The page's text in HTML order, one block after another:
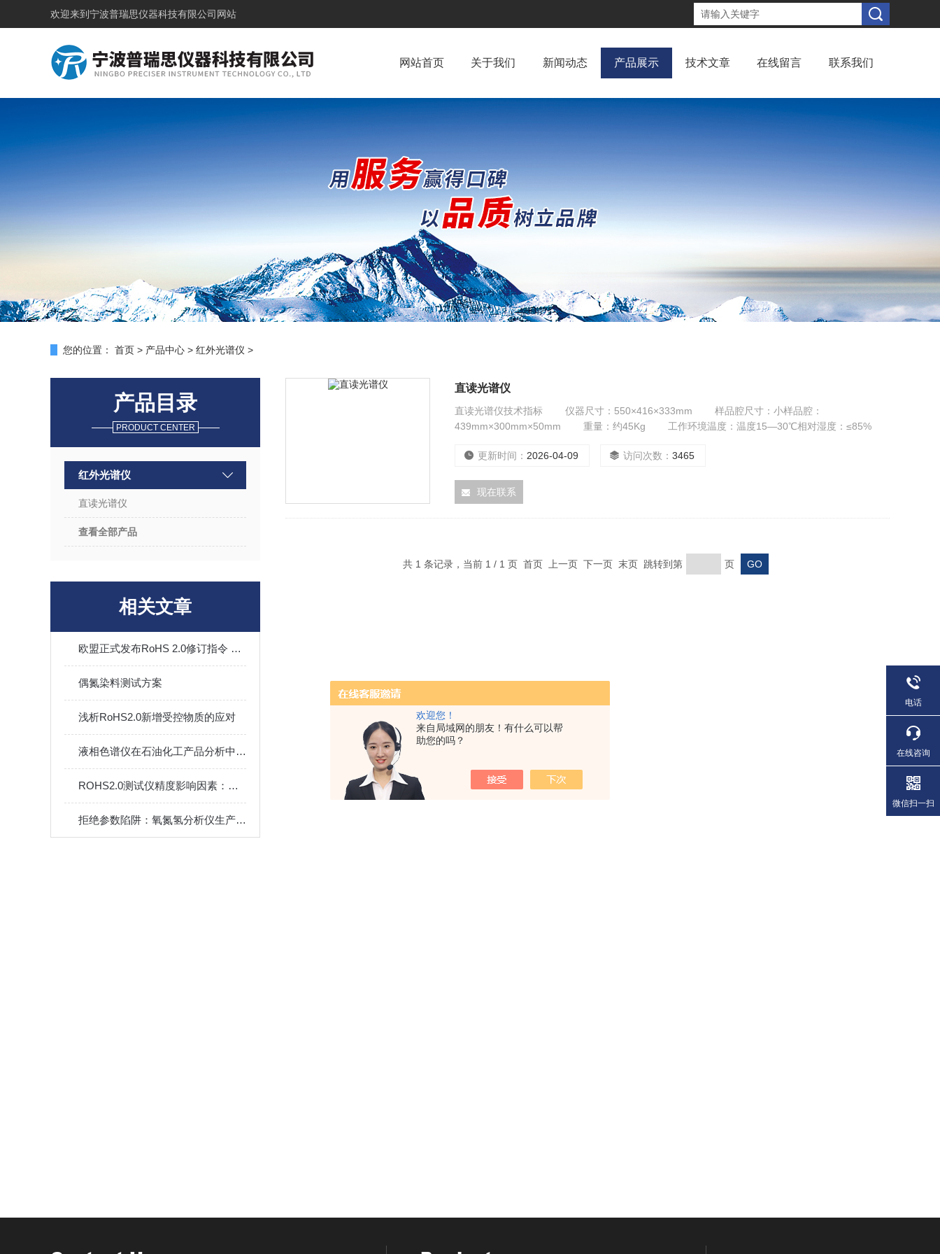
欢迎您！
来自局域网的朋友！有什么可以帮
助您的吗？
欢迎来到 宁波普瑞思仪器科技有限公司网站
网站首页 关于我们 新闻动态 产品展示 技术文章 在线留言 联系我们
您的位置： 首页 > 产品中心 > 红外光谱仪 >
产品目录
PRODUCT CENTER
红外光谱仪
直读光谱仪
查看全部产品
相关文章
欧盟正式发布RoHS 2.0修订指令 新增4种邻苯二甲酸酯类
偶氮染料测试方案
浅析RoHS2.0新增受控物质的应对
液相色谱仪在石油化工产品分析中的应用
ROHS2.0测试仪精度影响因素：环境、校准与样品处理
拒绝参数陷阱：氧氮氢分析仪生产厂家与性能深度测评
直读光谱仪
直读光谱仪技术指标 仪器尺寸：550×416×333mm 样品腔尺寸：小样品腔：
439mm×300mm×50mm 重量：约45Kg 工作环境温度：温度15—30℃相对湿度：≤85%
元素周期表排列从硫（S）-铀（U）
更新时间： 2026-04-09 访问次数： 3465
现在联系
共 1 条记录，当前 1 / 1 页 首页 上一页 下一页 末页 跳转到第 页
电话
在线咨询
微信扫一扫